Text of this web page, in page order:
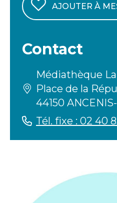
AJOUTER À
Contact
Médiathèque
Place de la
44150
Tél. fixe : 02 40